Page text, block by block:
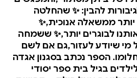
להבין: ✨ שהחלטה
ממשאלה אנוכית,✨
לבוגרים יותר,✨ ששמחה
מי שיודע לעזור,גם אם לשם
הספר נכתב בסגנון אגדה
בגיל בית ספר יסודי